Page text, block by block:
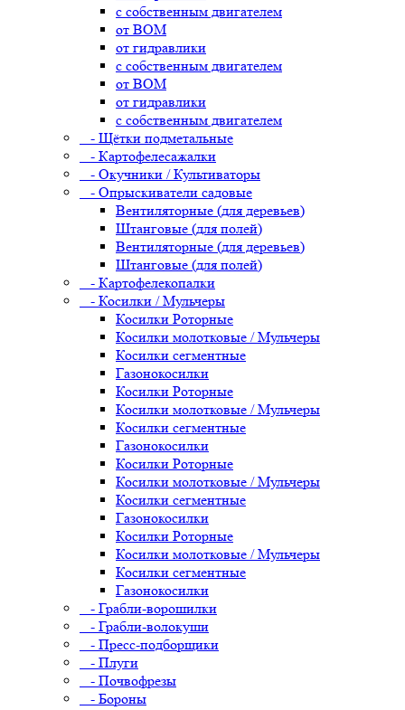
с собственным двигателем
от ВОМ
от гидравлики
с собственным двигателем
от ВОМ
от гидравлики
с собственным двигателем
- Щётки подметальные
- Картофелесажалки
- Окучники / Культиваторы
- Опрыскиватели садовые
Вентиляторные (для деревьев)
Штанговые (для полей)
Вентиляторные (для деревьев)
Штанговые (для полей)
- Картофелекопалки
- Косилки / Мульчеры
Косилки Роторные
Косилки молотковые / Мульчеры
Косилки сегментные
Газонокосилки
Косилки Роторные
Косилки молотковые / Мульчеры
Косилки сегментные
Газонокосилки
Косилки Роторные
Косилки молотковые / Мульчеры
Косилки сегментные
Газонокосилки
Косилки Роторные
Косилки молотковые / Мульчеры
Косилки сегментные
Газонокосилки
- Грабли-ворошилки
- Грабли-волокуши
- Пресс-подборщики
- Плуги
- Почвофрезы
- Бороны